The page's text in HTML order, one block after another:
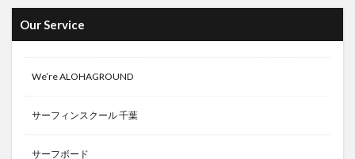
Our Service
We’re ALOHAGROUND
サーフィンスクール 千葉
サーフボード